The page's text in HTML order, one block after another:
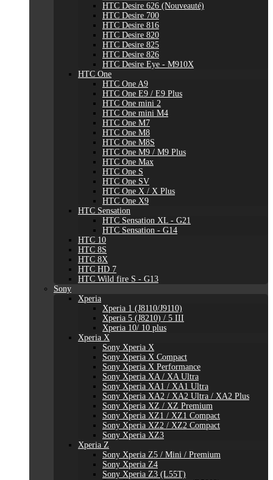
HTC Desire 626 (Nouveauté)
HTC Desire 700
HTC Desire 816
HTC Desire 820
HTC Desire 825
HTC Desire 826
HTC Desire Eye - M910X
HTC One
HTC One A9
HTC One E9 / E9 Plus
HTC One mini 2
HTC One mini M4
HTC One M7
HTC One M8
HTC One M8S
HTC One M9 / M9 Plus
HTC One Max
HTC One S
HTC One SV
HTC One X / X Plus
HTC One X9
HTC Sensation
HTC Sensation XL - G21
HTC Sensation - G14
HTC 10
HTC 8S
HTC 8X
HTC HD 7
HTC Wild fire S - G13
Sony
Xperia
Xperia 1 (J8110/J9110)
Xperia 5 (J8210) / 5 III
Xperia 10/ 10 plus
Xperia X
Sony Xperia X
Sony Xperia X Compact
Sony Xperia X Performance
Sony Xperia XA / XA Ultra
Sony Xperia XA1 / XA1 Ultra
Sony Xperia XA2 / XA2 Ultra / XA2 Plus
Sony Xperia XZ / XZ Premium
Sony Xperia XZ1 / XZ1 Compact
Sony Xperia XZ2 / XZ2 Compact
Sony Xperia XZ3
Xperia Z
Sony Xperia Z5 / Mini / Premium
Sony Xperia Z4
Sony Xperia Z3 (L55T)